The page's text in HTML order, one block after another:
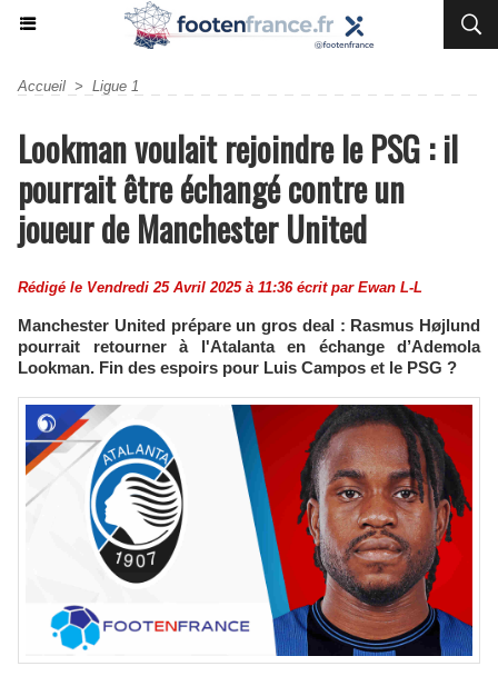
Accueil > Ligue 1
Lookman voulait rejoindre le PSG : il
pourrait être échangé contre un
joueur de Manchester United
Rédigé le Vendredi 25 Avril 2025 à 11:36 écrit par Ewan L-L
Manchester United prépare un gros deal : Rasmus Højlund
pourrait retourner à l'Atalanta en échange d’Ademola
Lookman. Fin des espoirs pour Luis Campos et le PSG ?